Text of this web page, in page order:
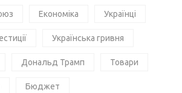
Економіка Українці
Українська гривня
Дональд Трамп Товари
Бюджет